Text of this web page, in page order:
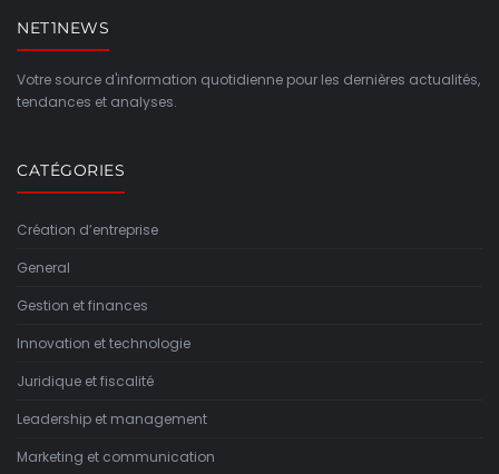
NET1NEWS
Votre source d'information quotidienne pour les dernières actualités,
tendances et analyses.
CATÉGORIES
Création d’entreprise
General
Gestion et finances
Innovation et technologie
Juridique et fiscalité
Leadership et management
Marketing et communication